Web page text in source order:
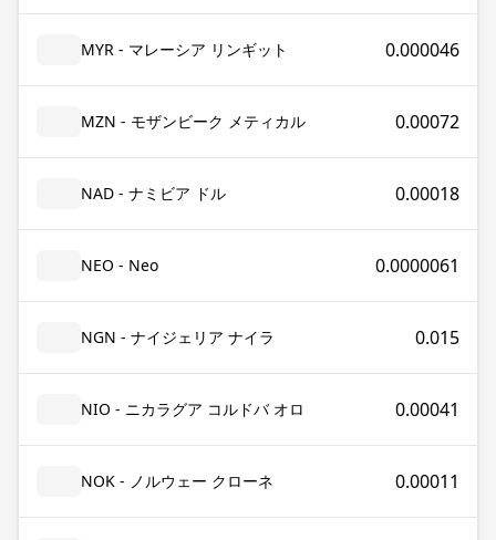
MYR - マレーシア リンギット 0.000046
MZN - モザンビーク メティカル 0.00072
NAD - ナミビア ドル 0.00018
NEO - Neo 0.0000061
NGN - ナイジェリア ナイラ 0.015
NIO - ニカラグア コルドバ オロ 0.00041
NOK - ノルウェー クローネ 0.00011